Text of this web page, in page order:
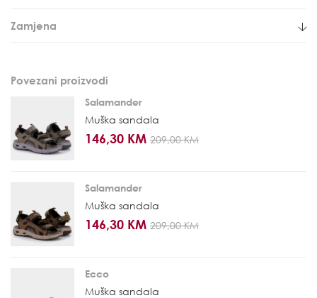
Zamjena
Povezani proizvodi
Salamander
Muška sandala
146,30 KM 209,00 KM
Salamander
Muška sandala
146,30 KM 209,00 KM
Ecco
Muška sandala